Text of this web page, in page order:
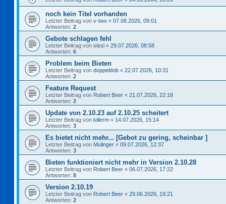
noch kein Titel vorhanden
Letzter Beitrag von v-two « 07.08.2026, 09:01
Antworten: 2
Gebote schlagen fehl
Letzter Beitrag von sissi « 29.07.2026, 08:58
Antworten: 6
Problem beim Bieten
Letzter Beitrag von doppeldob « 22.07.2026, 10:31
Antworten: 2
Feature Request
Letzter Beitrag von Robert Beer « 21.07.2026, 22:18
Antworten: 2
Update von 2.10.23 auf 2.10.25 scheitert
Letzter Beitrag von killerm « 14.07.2026, 15:14
Antworten: 3
Es bietet nicht mehr... [Gebot zu gering, scheinbar ]
Letzter Beitrag von Mulinger « 09.07.2026, 12:37
Antworten: 3
Bieten funktioniert nicht mehr in Version 2.10.28
Letzter Beitrag von Robert Beer « 06.07.2026, 17:22
Antworten: 8
Version 2.10.19
Letzter Beitrag von Robert Beer « 29.06.2026, 19:21
Antworten: 2